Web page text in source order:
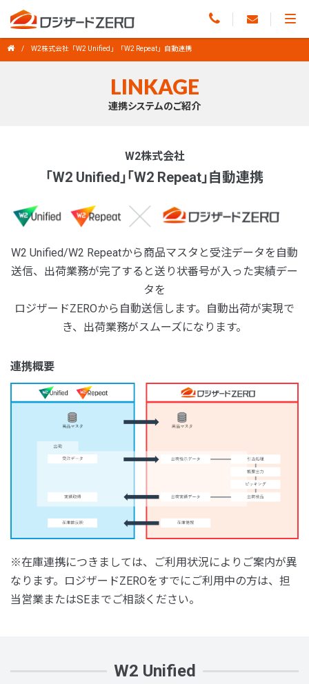
W2株式会社「W2 Unified」「W2 Repeat」自動連携
LINKAGE
連携システムのご紹介
W2株式会社
「W2 Unified」「W2 Repeat」自動連携
W2 Unified/W2 Repeatから商品マスタと受注データを自動
送信、出荷業務が完了すると送り状番号が入った実績デー
タを
ロジザードZEROから自動送信します。自動出荷が実現で
き、出荷業務がスムーズになります。
連携概要
※在庫連携につきましては、ご利用状況によりご案内が異
なります。ロジザードZEROをすでにご利用中の方は、担
当営業またはSEまでご相談ください。
W2 Unified